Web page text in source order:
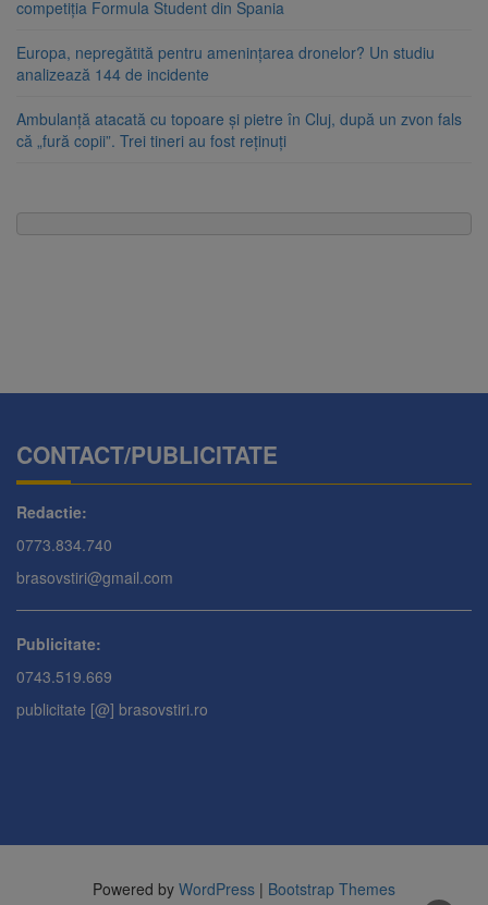
competiția Formula Student din Spania
Europa, nepregătită pentru amenințarea dronelor? Un studiu
analizează 144 de incidente
Ambulanță atacată cu topoare și pietre în Cluj, după un zvon fals
că „fură copii”. Trei tineri au fost reținuți
CONTACT/PUBLICITATE
Redactie:
0773.834.740
brasovstiri@gmail.com
Publicitate:
0743.519.669
publicitate [@] brasovstiri.ro
Powered by WordPress | Bootstrap Themes